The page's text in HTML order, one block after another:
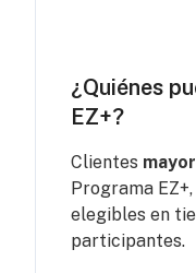
¿Quiénes
EZ+?
Clientes
Programa
elegibles en
participantes.